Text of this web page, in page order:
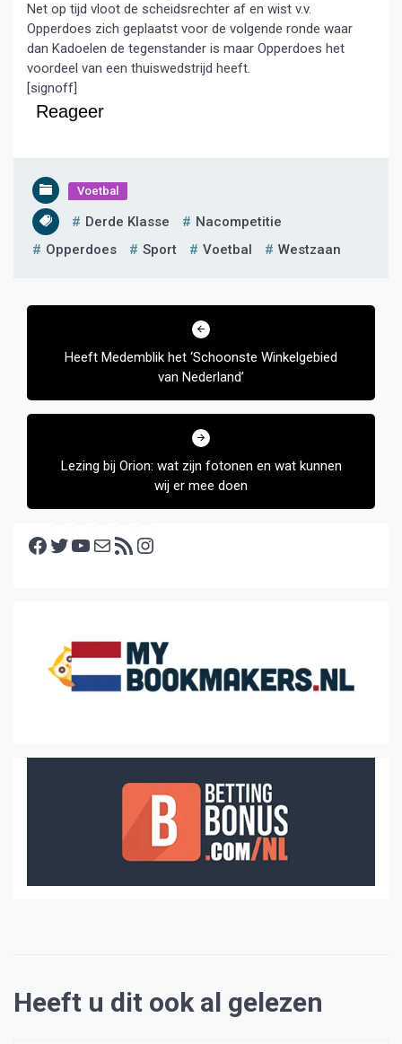
Net op tijd vloot de scheidsrechter af en wist v.v.
Opperdoes zich geplaatst voor de volgende ronde waar
dan Kadoelen de tegenstander is maar Opperdoes het
voordeel van een thuiswedstrijd heeft.
[signoff]
Reageer
Voetbal
Derde Klasse
Nacompetitie
Opperdoes
Sport Voetbal Westzaan
Bericht
Heeft Medemblik het ‘Schoonste Winkelgebied
van Nederland’
Lezing bij Orion: wat zijn fotonen en wat kunnen
wij er mee doen
Facebook Twitter YouTube E-mail RSS feed
Heeft u dit ook al gelezen